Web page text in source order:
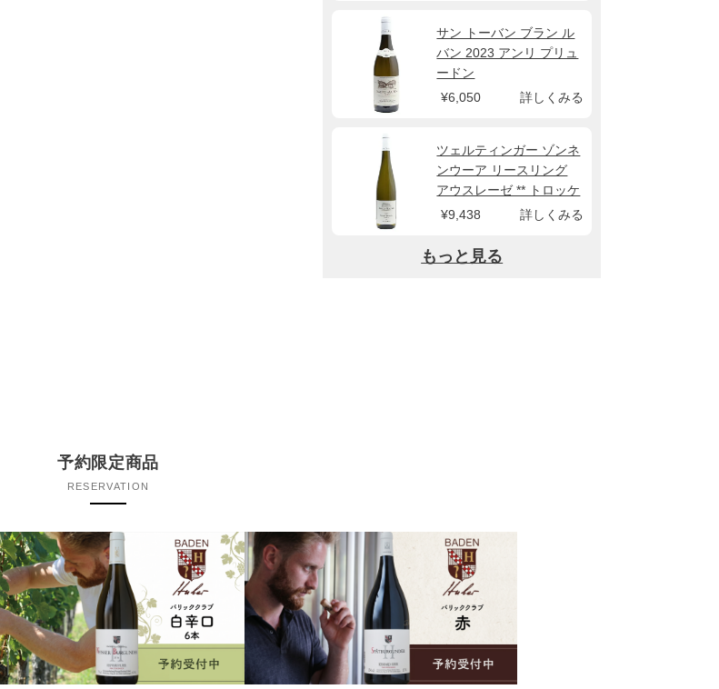
サン トーバン ブラン ル
バン 2023 アンリ プリュ
ードン
¥6,050
詳しくみる
ツェルティンガー ゾンネ
ンウーア リースリング
アウスレーゼ ** トロッケ
ン 2022 マーカス モリト
¥9,438 詳しくみる
もっと見る
予約限定商品
RESERVATION